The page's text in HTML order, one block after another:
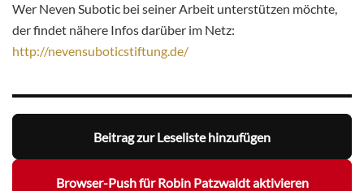
Wer Neven Subotic bei seiner Arbeit unterstützen möchte,
der findet nähere Infos darüber im Netz:
http://nevensuboticstiftung.de/
Beitrag zur Leseliste hinzufügen
Browser-Push für Robin Patzwaldt aktivieren